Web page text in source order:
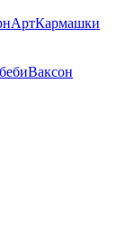
Кармашки
Ваксон